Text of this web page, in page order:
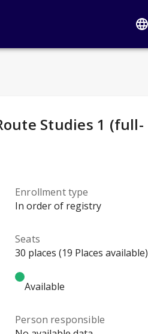
Studies 1 (full-
Enrollment type
In order of registry
Seats
30 places (19 Places available)
Available
Person responsible